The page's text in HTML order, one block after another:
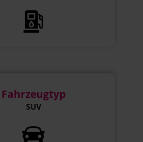
Fahrzeugtyp
SUV